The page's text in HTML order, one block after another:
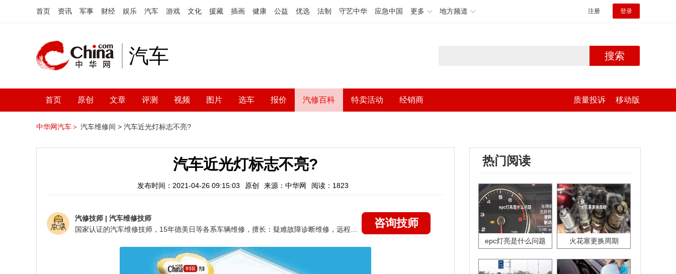
首页 资讯 军事 财经 娱乐 汽车 游戏 文化 援藏 插画 健康 公益 优选 法制 守艺中华 应急中国 更多 地方频道 注册 登录
汽车 搜索
首页 原创 文章 评测 视频 图片 选车 报价 汽修百科 特卖活动 经销商 质量投诉 移动版
中华网汽车＞ 汽车维修间 > 汽车近光灯标志不亮?
汽车近光灯标志不亮?
发布时间：2021-04-26 09:15:03 原创 来源：中华网 阅读：1823
汽修技师 | 汽车维修技师
咨询技师
热门阅读
epc灯亮是什么问题 火花塞更换周期